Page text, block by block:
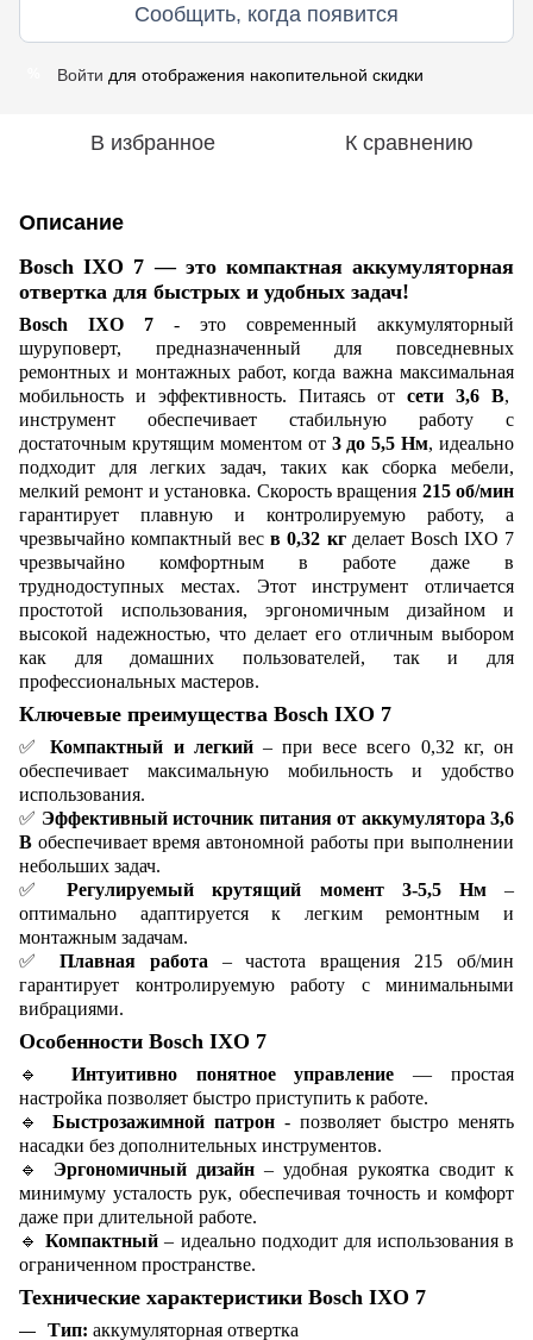
Сообщить, когда появится
Войти для отображения накопительной скидки
В избранное К сравнению
Описание
Bosch IXO 7 — это компактная аккумуляторная
отвертка для быстрых и удобных задач!
Bosch IXO 7 - это современный аккумуляторный
шуруповерт, предназначенный для повседневных
ремонтных и монтажных работ, когда важна максимальная
мобильность и эффективность. Питаясь от сети 3,6 В,
инструмент обеспечивает стабильную работу с
достаточным крутящим моментом от 3 до 5,5 Нм, идеально
подходит для легких задач, таких как сборка мебели,
мелкий ремонт и установка. Скорость вращения 215 об/мин
гарантирует плавную и контролируемую работу, а
чрезвычайно компактный весв 0,32 кгделает Bosch IXO 7
чрезвычайно комфортным в работе даже в
труднодоступных местах. Этот инструмент отличается
простотой использования, эргономичным дизайном и
высокой надежностью, что делает его отличным выбором
как для домашних пользователей, так и для
профессиональных мастеров.
Ключевые преимущества Bosch IXO 7
✅Компактный и легкий– при весе всего 0,32 кг, он
обеспечивает максимальную мобильность и удобство
использования.
✅ Эффективный источник питания от аккумулятора 3,6
В обеспечивает время автономной работы при выполнении
небольших задач.
✅Регулируемый крутящий момент 3-5,5 Нм–
оптимально адаптируется к легким ремонтным и
монтажным задачам.
✅ Плавная работа – частота вращения 215 об/мин
гарантирует контролируемую работу с минимальными
вибрациями.
Особенности Bosch IXO 7
🔹 Интуитивно понятное управление — простая
настройка позволяет быстро приступить к работе.
🔹 Быстрозажимной патрон - позволяет быстро менять
насадки без дополнительных инструментов.
🔹 Эргономичный дизайн– удобная рукоятка сводит к
минимуму усталость рук, обеспечивая точность и комфорт
даже при длительной работе.
🔹Компактный – идеально подходит для использования в
ограниченном пространстве.
Технические характеристики Bosch IXO 7
Тип: аккумуляторная отвертка